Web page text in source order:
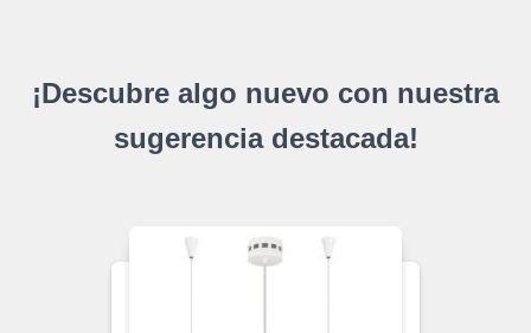
¡Descubre algo nuevo con nuestra
sugerencia destacada!